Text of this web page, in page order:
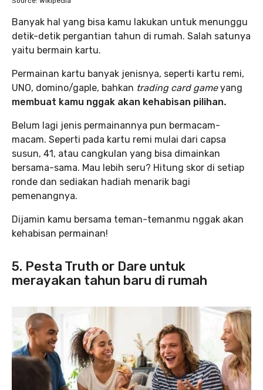
Banyak hal yang bisa kamu lakukan untuk menunggu
detik-detik pergantian tahun di rumah. Salah satunya
yaitu bermain kartu.
Permainan kartu banyak jenisnya, seperti kartu remi,
UNO, domino/gaple, bahkan trading card gameyang
membuat kamu nggak akan kehabisan pilihan.
Belum lagi jenis permainannya pun bermacam-
macam. Seperti pada kartu remi mulai dari capsa
susun, 41, atau cangkulan yang bisa dimainkan
bersama-sama. Mau lebih seru? Hitung skor di setiap
ronde dan sediakan hadiah menarik bagi
pemenangnya.
Dijamin kamu bersama teman-temanmu nggak akan
kehabisan permainan!
5. Pesta Truth or Dare untuk
merayakan tahun baru di rumah